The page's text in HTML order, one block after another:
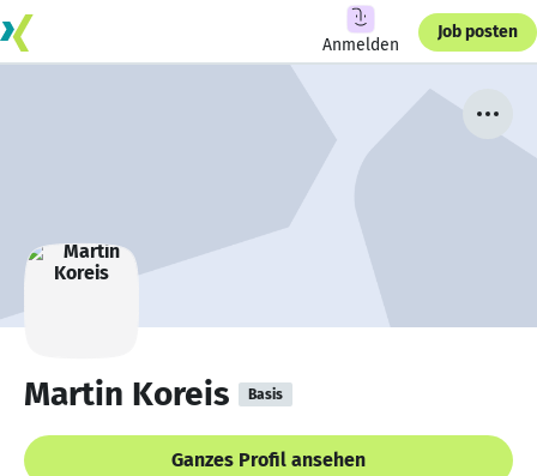
Anmelden
Job posten
Martin Koreis Basis
Ganzes Profil ansehen